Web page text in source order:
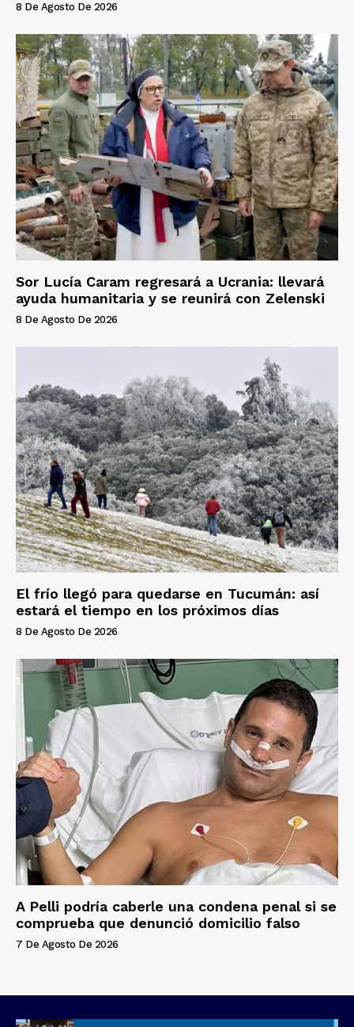
8 De Agosto De 2026
Sor Lucía Caram regresará a Ucrania: llevará
ayuda humanitaria y se reunirá con Zelenski
8 De Agosto De 2026
El frío llegó para quedarse en Tucumán: así
estará el tiempo en los próximos días
8 De Agosto De 2026
A Pelli podría caberle una condena penal si se
comprueba que denunció domicilio falso
7 De Agosto De 2026